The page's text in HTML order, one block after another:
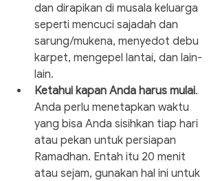
dan dirapikan di musala keluarga
seperti mencuci sajadah dan
sarung/mukena, menyedot debu
karpet, mengepel lantai, dan lain-
lain.
Ketahui kapan Anda harus mulai.
Anda perlu menetapkan waktu
yang bisa Anda sisihkan tiap hari
atau pekan untuk persiapan
Ramadhan. Entah itu 20 menit
atau sejam, gunakan hal ini untuk